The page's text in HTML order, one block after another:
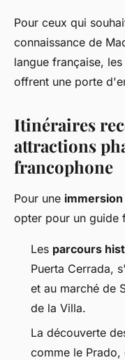
Pour ceux qui
connaissance de
langue française,
offrent une porte
Itinéraires
attractions
francophone
Pour une
opter pour un guide
Les parcours
Puerta Cerrada,
et au marché de
de la Villa.
La découverte
comme le